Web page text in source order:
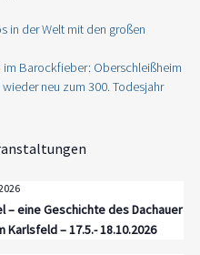
in der Welt mit den großen
Barockfieber: Oberschleißheim
neu zum 300. Todesjahr
– eine Geschichte des Dachauer
Karlsfeld – 17.5.- 18.10.2026